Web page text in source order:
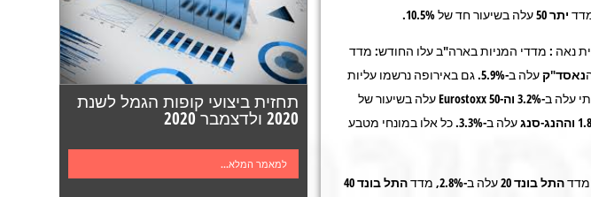
תחזית ביצועי קופות הגמל לשנת
2020 ולדצמבר 2020
למאמר המלא...
יתר 50 עלה בשיעור חד של 10.5%.
נאה : מדדי המניות בארה"ב עלו החודש: מדד
נאסד"ק
עלה ב-5.9%. גם באירופה נרשמו עליות
עלה ב-3.2% וה-Eurostoxx 50
עלה בשיעור של
וההנג-סנג
עלה ב-3.3%. כל אלו במונחי מטבע
מדדהתל בונד20עלה ב-2.8%, מדד
התל בונד 40